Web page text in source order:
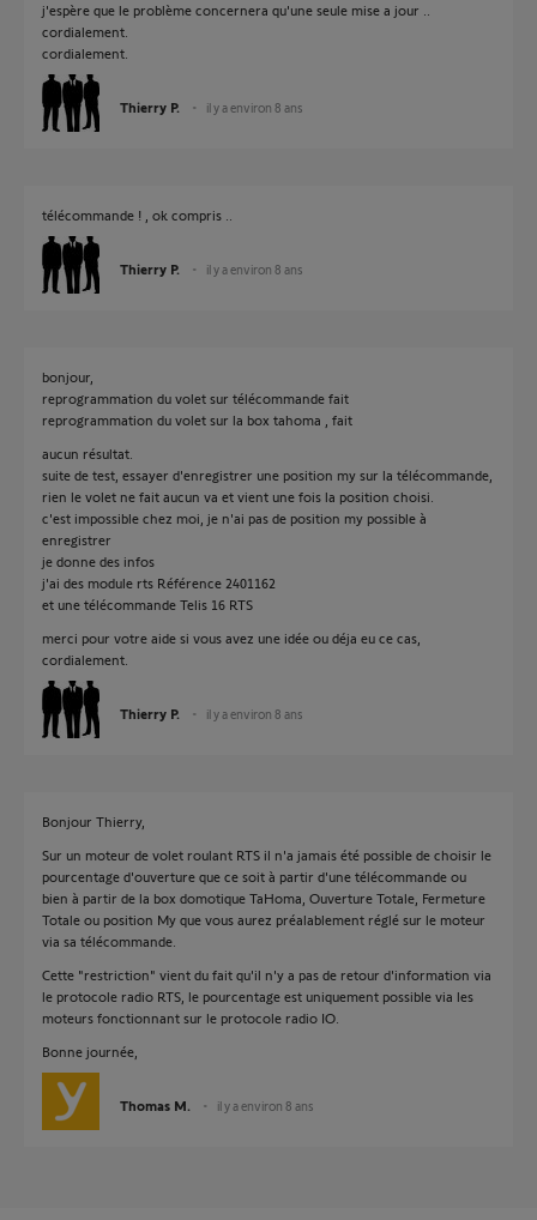
j'espère que le problème concernera qu'une seule mise a jour ..
cordialement.
cordialement.
Thierry P. il y a environ 8 ans
télécommande ! , ok compris ..
Thierry P. il y a environ 8 ans
bonjour,
reprogrammation du volet sur télécommande fait
reprogrammation du volet sur la box tahoma , fait
aucun résultat.
suite de test, essayer d'enregistrer une position my sur la télécommande,
rien le volet ne fait aucun va et vient une fois la position choisi.
c'est impossible chez moi, je n'ai pas de position my possible à
enregistrer
je donne des infos
j'ai des module rts Référence 2401162
et une télécommande Telis 16 RTS
merci pour votre aide si vous avez une idée ou déja eu ce cas,
cordialement.
Thierry P. il y a environ 8 ans
Bonjour Thierry,
Sur un moteur de volet roulant RTS il n'a jamais été possible de choisir le
pourcentage d'ouverture que ce soit à partir d'une télécommande ou
bien à partir de la box domotique TaHoma, Ouverture Totale, Fermeture
Totale ou position My que vous aurez préalablement réglé sur le moteur
via sa télécommande.
Cette "restriction" vient du fait qu'il n'y a pas de retour d'information via
le protocole radio RTS, le pourcentage est uniquement possible via les
moteurs fonctionnant sur le protocole radio IO.
Bonne journée,
Thomas M. il y a environ 8 ans